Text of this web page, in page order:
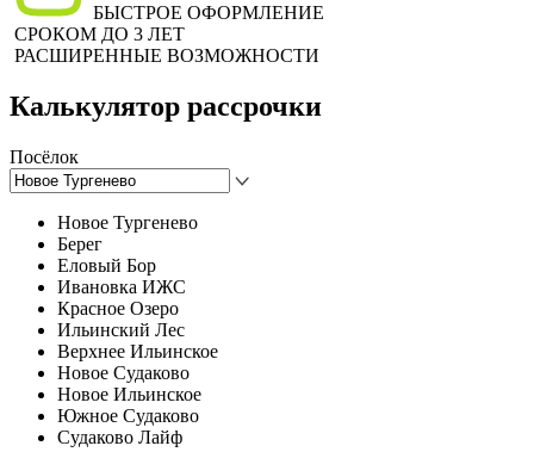
БЫСТРОЕ ОФОРМЛЕНИЕ
СРОКОМ ДО 3 ЛЕТ
РАСШИРЕННЫЕ ВОЗМОЖНОСТИ
Калькулятор рассрочки
Посёлок
Новое Тургенево
Берег
Еловый Бор
Ивановка ИЖС
Красное Озеро
Ильинский Лес
Верхнее Ильинское
Новое Судаково
Новое Ильинское
Южное Судаково
Судаково Лайф